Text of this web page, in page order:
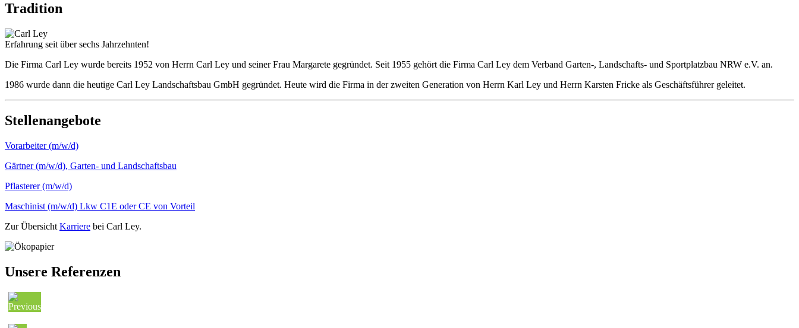
Tradition
Erfahrung seit über sechs Jahrzehnten!
Die Firma Carl Ley wurde bereits 1952 von Herrn Carl Ley und seiner Frau Margarete gegründet. Seit 1955 gehört die Firma Carl Ley dem Verband Garten-, Landschafts- und Sportplatzbau NRW e.V. an.
1986 wurde dann die heutige Carl Ley Landschaftsbau GmbH gegründet. Heute wird die Firma in der zweiten Generation von Herrn Karl Ley und Herrn Karsten Fricke als Geschäftsführer geleitet.
Stellenangebote
Vorarbeiter (m/w/d)
Gärtner (m/w/d), Garten- und Landschaftsbau
Pflasterer (m/w/d)
Maschinist (m/w/d) Lkw C1E oder CE von Vorteil
Zur Übersicht Karriere bei Carl Ley.
Unsere Referenzen